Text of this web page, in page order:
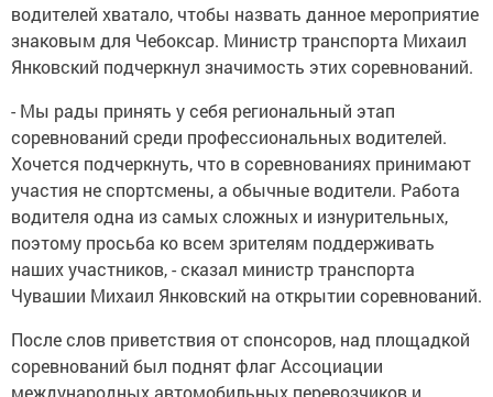
водителей хватало, чтобы назвать данное мероприятие
знаковым для Чебоксар. Министр транспорта Михаил
Янковский подчеркнул значимость этих соревнований.
- Мы рады принять у себя региональный этап
соревнований среди профессиональных водителей.
Хочется подчеркнуть, что в соревнованиях принимают
участия не спортсмены, а обычные водители. Работа
водителя одна из самых сложных и изнурительных,
поэтому просьба ко всем зрителям поддерживать
наших участников, - сказал министр транспорта
Чувашии Михаил Янковский на открытии соревнований.
После слов приветствия от спонсоров, над площадкой
соревнований был поднят флаг Ассоциации
международных автомобильных перевозчиков и